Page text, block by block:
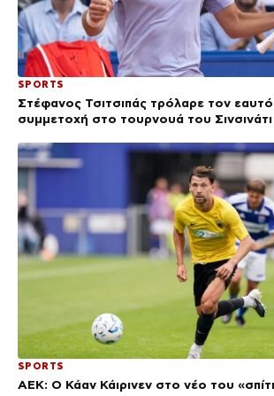
SPORTS
Στέφανος Τσιτσιπάς τρόλαρε τον εαυτό
συμμετοχή στο τουρνουά του Σινσινάτι
SPORTS
ΑΕΚ: Ο Κάαν Κάιρινεν στο νέο του